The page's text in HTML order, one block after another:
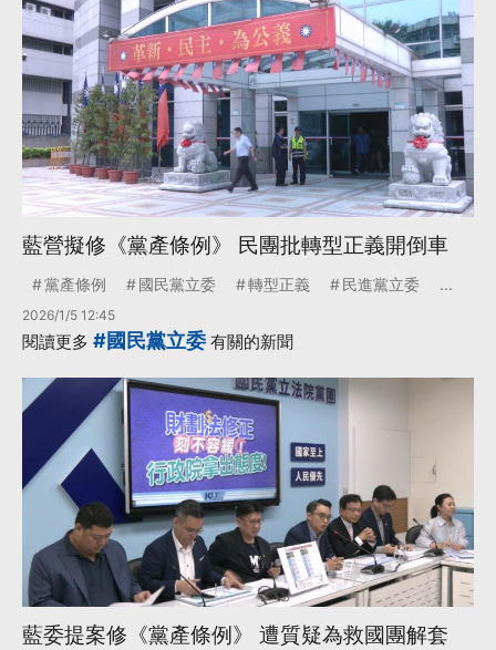
藍營擬修《黨產條例》 民團批轉型正義開倒車
黨產條例 國民黨立委 轉型正義 民進黨立委 ...
2026/1/5 12:45
閱讀更多 #國民黨立委 有關的新聞
藍委提案修《黨產條例》 遭質疑為救國團解套